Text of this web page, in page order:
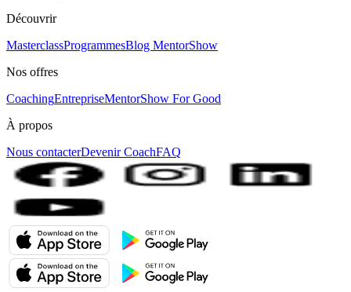
Découvrir
MasterclassProgrammesBlog MentorShow
Nos offres
CoachingEntrepriseMentorShow For Good
À propos
Nous contacterDevenir CoachFAQ